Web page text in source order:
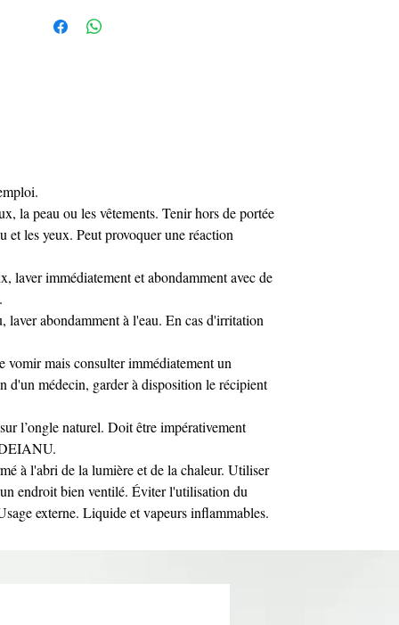
la peau ou les vêtements. Tenir hors de portée
et les yeux. Peut provoquer une réaction
laver immédiatement et abondamment avec de
laver abondamment à l'eau. En cas d'irritation
vomir mais consulter immédiatement un
d'un médecin, garder à disposition le récipient
l’ongle naturel. Doit être impérativement
à l'abri de la lumière et de la chaleur. Utiliser
endroit bien ventilé. Éviter l'utilisation du
externe. Liquide et vapeurs inflammables.